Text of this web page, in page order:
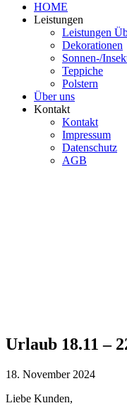
HOME
Leistungen
Leistungen
Dekorationen
Sonnen-/
Teppiche
Polstern
Über uns
Kontakt
Kontakt
Impressum
Datenschutz
AGB
Urlaub 18.11 –
18. November 2024
Liebe Kunden,